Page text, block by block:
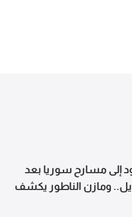
إلى مسارح سوريا بعد
ومازن الناطور يكشف